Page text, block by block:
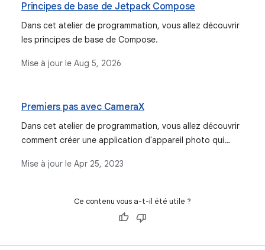
Principes de base de Jetpack Compose
Dans cet atelier de programmation, vous allez découvrir
les principes de base de Compose.
Mise à jour le Aug 5, 2026
Premiers pas avec CameraX
Dans cet atelier de programmation, vous allez découvrir
comment créer une application d'appareil photo qui
photos et analyser un flux d'images de l'appareil photo.
Mise à jour le Apr 25, 2023
Ce contenu vous a-t-il été utile ?